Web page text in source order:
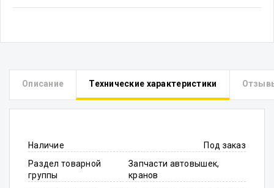
Описание Технические характеристики
Наличие
Под заказ
Раздел товарной
группы
Запчасти автовышек,
кранов